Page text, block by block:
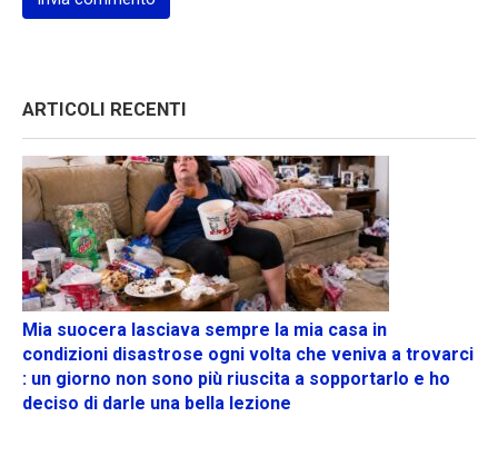
ARTICOLI RECENTI
Mia suocera lasciava sempre la mia casa in
condizioni disastrose ogni volta che veniva a trovarci
: un giorno non sono più riuscita a sopportarlo e ho
deciso di darle una bella lezione